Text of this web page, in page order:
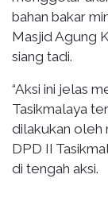
bahan bakar
Masjid Agung
siang tadi.
“Aksi ini jelas
Tasikmalaya
dilakukan oleh
DPD II
di tengah aksi.